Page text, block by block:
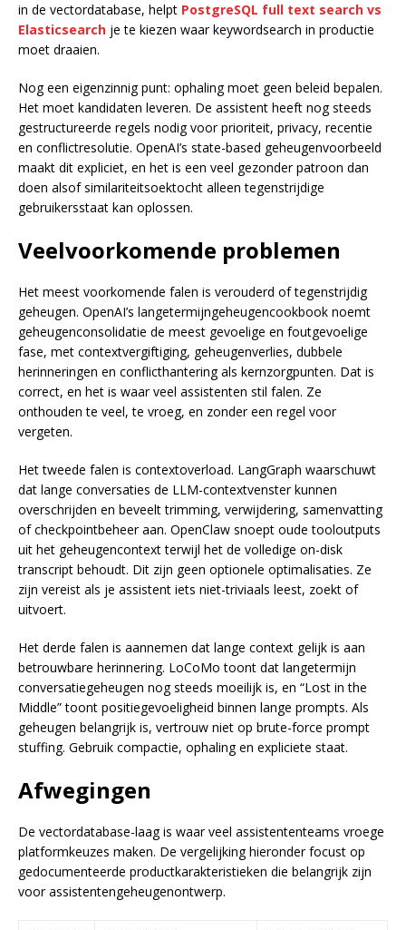
in de vectordatabase, helpt PostgreSQL full text search vs
Elasticsearch je te kiezen waar keywordsearch in productie
moet draaien.
Nog een eigenzinnig punt: ophaling moet geen beleid bepalen.
Het moet kandidaten leveren. De assistent heeft nog steeds
gestructureerde regels nodig voor prioriteit, privacy, recentie
en conflictresolutie. OpenAI’s state-based geheugenvoorbeeld
maakt dit expliciet, en het is een veel gezonder patroon dan
doen alsof similariteitsoektocht alleen tegenstrijdige
gebruikersstaat kan oplossen.
Veelvoorkomende problemen
Het meest voorkomende falen is verouderd of tegenstrijdig
geheugen. OpenAI’s langetermijngeheugencookbook noemt
geheugenconsolidatie de meest gevoelige en foutgevoelige
fase, met contextvergiftiging, geheugenverlies, dubbele
herinneringen en conflicthantering als kernzorgpunten. Dat is
correct, en het is waar veel assistenten stil falen. Ze
onthouden te veel, te vroeg, en zonder een regel voor
vergeten.
Het tweede falen is contextoverload. LangGraph waarschuwt
dat lange conversaties de LLM-contextvenster kunnen
overschrijden en beveelt trimming, verwijdering, samenvatting
of checkpointbeheer aan. OpenClaw snoept oude tooloutputs
uit het geheugencontext terwijl het de volledige on-disk
transcript behoudt. Dit zijn geen optionele optimalisaties. Ze
zijn vereist als je assistent iets niet-triviaals leest, zoekt of
uitvoert.
Het derde falen is aannemen dat lange context gelijk is aan
betrouwbare herinnering. LoCoMo toont dat langetermijn
conversatiegeheugen nog steeds moeilijk is, en “Lost in the
Middle” toont positiegevoeligheid binnen lange prompts. Als
geheugen belangrijk is, vertrouw niet op brute-force prompt
stuffing. Gebruik compactie, ophaling en expliciete staat.
Afwegingen
De vectordatabase-laag is waar veel assistententeams vroege
platformkeuzes maken. De vergelijking hieronder focust op
gedocumenteerde productkarakteristieken die belangrijk zijn
voor assistentengeheugenontwerp.